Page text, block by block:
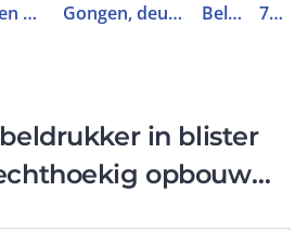
Installatiekasten en verdeelinrichtingen Gongen, deurbellen en trafo's Beldrukker 716135
in blister
opbouw